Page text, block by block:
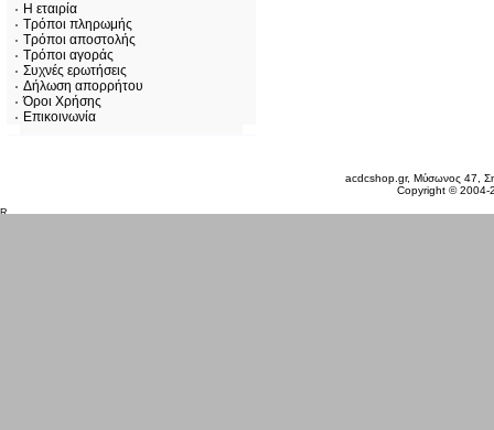
Η εταιρία
Τρόποι πληρωμής
Τρόποι αποστολής
Τρόποι αγοράς
Συχνές ερωτήσεις
Δήλωση απορρήτου
Όροι Χρήσης
Επικοινωνία
acdcshop.gr, Μύσωνος 47,
Copyright ©